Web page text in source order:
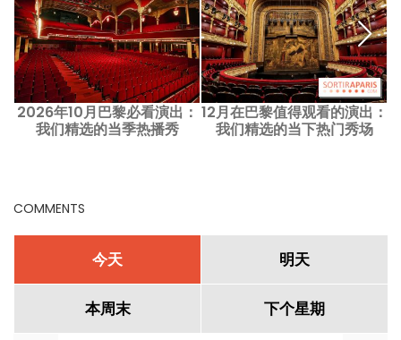
2026年10月巴黎必看演出：
我们精选的当季热播秀
12月在巴黎值得观看的演出：
我们精选的当下热门秀场
COMMENTS
今天 明天
本周末 下个星期